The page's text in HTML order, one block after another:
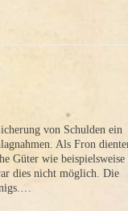
von Schulden ein
Als Fron
Güter wie beispielsweise
dies nicht möglich. Die